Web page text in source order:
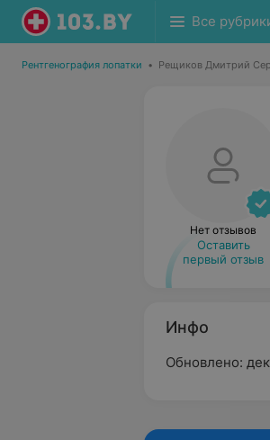
Все
Рентгенография лопатки • Рещиков Дмитрий
Нет отзывов
Оставить
первый отзыв
Инфо
Обновлено: